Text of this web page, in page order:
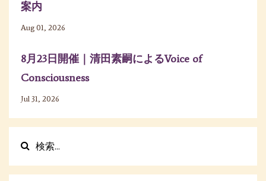
案内
Aug 01, 2026
8月23日開催｜清田素嗣によるVoice of
Consciousness
Jul 31, 2026